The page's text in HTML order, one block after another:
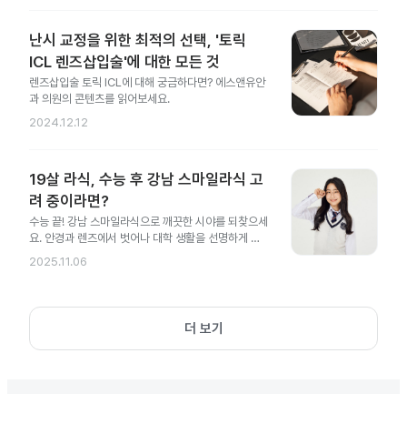
난시 교정을 위한 최적의 선택, '토릭
ICL 렌즈삽입술'에 대한 모든 것
렌즈삽입술 토릭 ICL에 대해 궁금하다면? 에스앤유안
과 의원의 콘텐츠를 읽어보세요.
2024.12.12
19살 라식, 수능 후 강남 스마일라식 고
려 중이라면?
수능 끝! 강남 스마일라식으로 깨끗한 시야를 되찾으세
요. 안경과 렌즈에서 벗어나 대학 생활을 선명하게 시
작해 보세요.
2025.11.06
더 보기